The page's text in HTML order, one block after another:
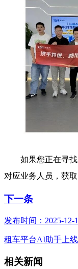
如果您正在寻
对应业务人员，获
下一条
发布时间：2025-12-
租车平台AI助手上
相关新闻